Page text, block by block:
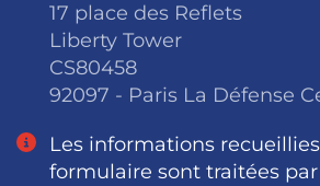
17 place des Reflets
Liberty Tower
CS80458
92097 - Paris La Défense
Les informations
formulaire sont traitées par